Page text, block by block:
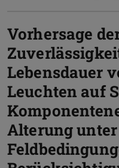
Vorhersage
Lebensdauer
Leuchten auf
Alterung